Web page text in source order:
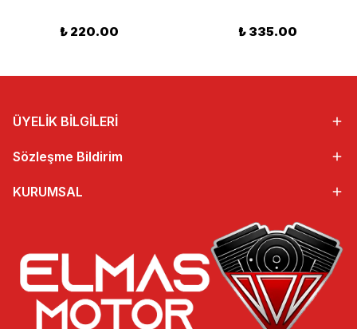
₺ 220.00 ₺ 335.00
ÜYELİK BİLGİLERİ
Sözleşme Bildirim
KURUMSAL